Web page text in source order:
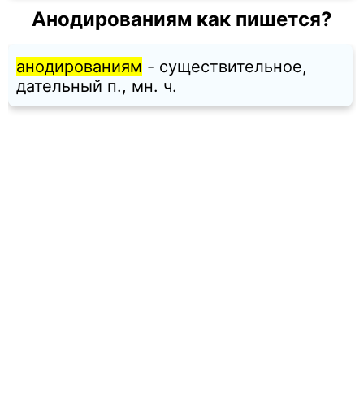
Анодированиям как пишется?
анодированиям - существительное,
дательный п., мн. ч.